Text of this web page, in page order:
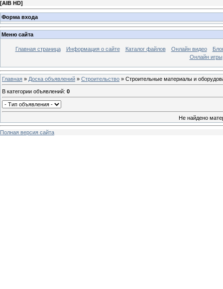
[AIB HD]
Форма входа
Меню сайта
Главная страница Информация о сайте Каталог файлов Онлайн видео
Онлайн игры
Главная » Доска объявлений » Строительство » Строительные материалы и
В категории объявлений: 0
Не найдено
Полная версия сайта